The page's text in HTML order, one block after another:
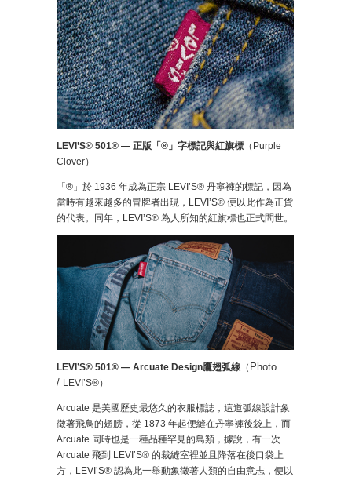
LEVI’S® 501® — 正版「®」字標記與紅旗標 （Purple
Clover）
「®」於 1936 年成為正宗 LEVI’S® 丹寧褲的標記，因為
當時有越來越多的冒牌者出現，LEVI’S® 便以此作為正貨
的代表。同年，LEVI’S® 為人所知的紅旗標也正式問世。
LEVI’S® 501® — Arcuate Design鷹翅弧線 （ Photo
/ LEVI’S®）
Arcuate 是美國歷史最悠久的衣服標誌，這道弧線設計象
徵著飛鳥的翅膀，從 1873 年起便縫在丹寧褲後袋上，而
Arcuate 同時也是一種品種罕見的鳥類，據說，有一次
Arcuate 飛到 LEVI’S® 的裁縫室裡並且降落在後口袋上
方，LEVI’S® 認為此一舉動象徵著人類的自由意志，便以